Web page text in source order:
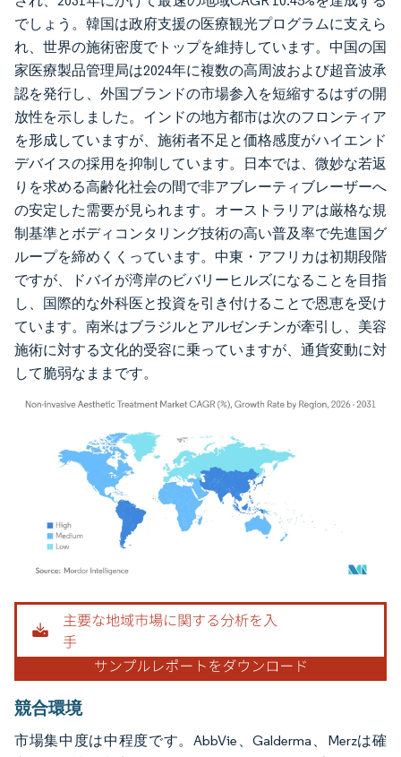
でしょう。韓国は政府支援の医療観光プログラムに支えら
れ、世界の施術密度でトップを維持しています。中国の国
家医療製品管理局は2024年に複数の高周波および超音波承
認を発行し、外国ブランドの市場参入を短縮するはずの開
放性を示しました。インドの地方都市は次のフロンティア
を形成していますが、施術者不足と価格感度がハイエンド
デバイスの採用を抑制しています。日本では、微妙な若返
りを求める高齢化社会の間で非アブレーティブレーザーへ
の安定した需要が見られます。オーストラリアは厳格な規
制基準とボディコンタリング技術の高い普及率で先進国グ
ループを締めくくっています。中東・アフリカは初期段階
ですが、ドバイが湾岸のビバリーヒルズになることを目指
し、国際的な外科医と投資を引き付けることで恩恵を受け
ています。南米はブラジルとアルゼンチンが牽引し、美容
施術に対する文化的受容に乗っていますが、通貨変動に対
して脆弱なままです。
画像 © Mordor Intelligence。再利用にはCC BY 4.0の表示が必要です。
競合環境
市場集中度は中程度です。AbbVie、Galderma、Merzは確